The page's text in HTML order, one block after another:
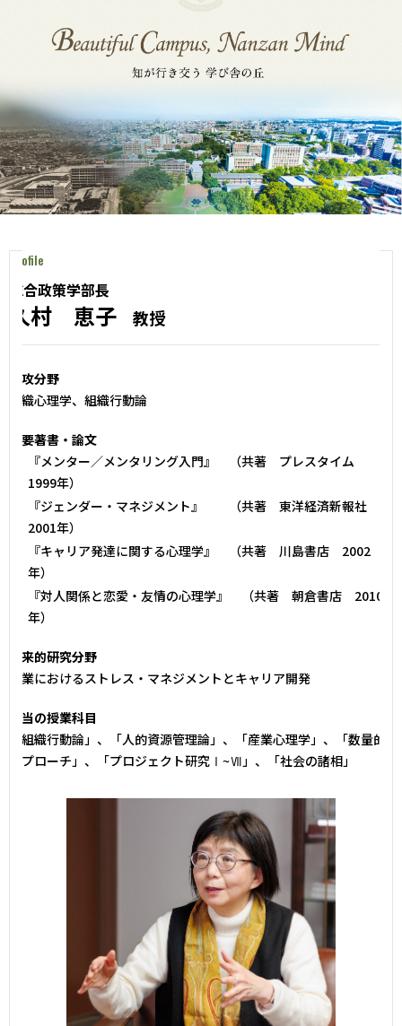
Profile
総合政策学部長
久村 恵子 教授
専攻分野
組織心理学、組織行動論
主要著書・論文
『メンター／メンタリング入門』 （共著 プレスタイム
1999年）
『ジェンダー・マネジメント』 （共著 東洋経済新報社
2001年）
『キャリア発達に関する心理学』 （共著 川島書店 2002
年）
『対人関係と恋愛・友情の心理学』 （共著 朝倉書店 2010
年）
将来的研究分野
企業におけるストレス・マネジメントとキャリア開発
担当の授業科目
「組織行動論」、「人的資源管理論」、「産業心理学」、「数量的
アプローチ」、「プロジェクト研究Ⅰ~Ⅶ」、「社会の諸相」